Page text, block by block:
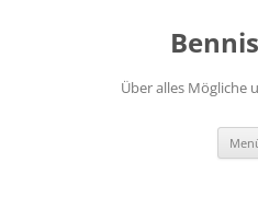
Über alles Mögliche